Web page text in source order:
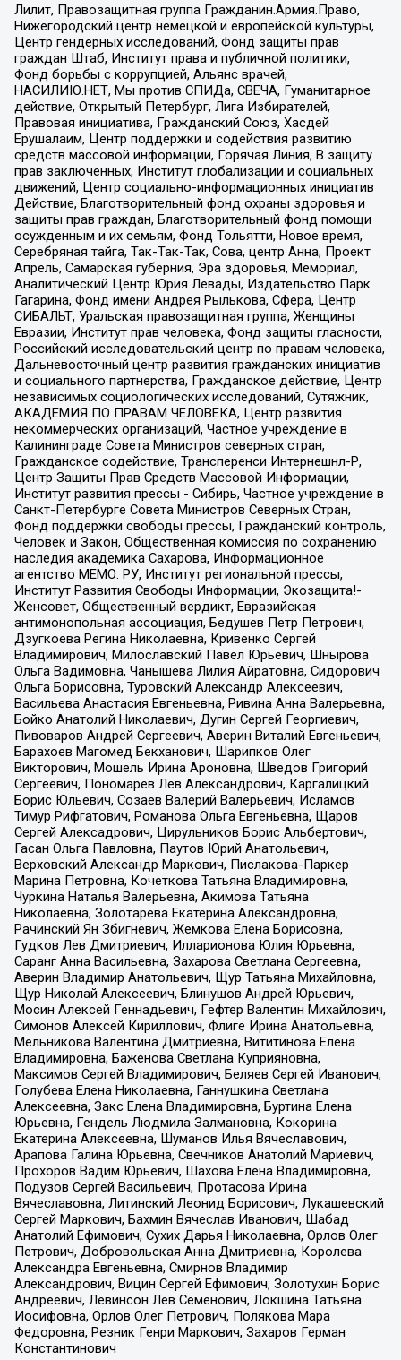
Лилит, Правозащитная группа Гражданин.Армия.Право,
Нижегородский центр немецкой и европейской культуры,
Центр гендерных исследований, Фонд защиты прав
граждан Штаб, Институт права и публичной политики,
Фонд борьбы с коррупцией, Альянс врачей,
НАСИЛИЮ.НЕТ, Мы против СПИДа, СВЕЧА, Гуманитарное
действие, Открытый Петербург, Лига Избирателей,
Правовая инициатива, Гражданский Союз, Хасдей
Ерушалаим, Центр поддержки и содействия развитию
средств массовой информации, Горячая Линия, В защиту
прав заключенных, Институт глобализации и социальных
движений, Центр социально-информационных инициатив
Действие, Благотворительный фонд охраны здоровья и
защиты прав граждан, Благотворительный фонд помощи
осужденным и их семьям, Фонд Тольятти, Новое время,
Серебряная тайга, Так-Так-Так, Сова, центр Анна, Проект
Апрель, Самарская губерния, Эра здоровья, Мемориал,
Аналитический Центр Юрия Левады, Издательство Парк
Гагарина, Фонд имени Андрея Рылькова, Сфера, Центр
СИБАЛЬТ, Уральская правозащитная группа, Женщины
Евразии, Институт прав человека, Фонд защиты гласности,
Российский исследовательский центр по правам человека,
Дальневосточный центр развития гражданских инициатив
и социального партнерства, Гражданское действие, Центр
независимых социологических исследований, Сутяжник,
АКАДЕМИЯ ПО ПРАВАМ ЧЕЛОВЕКА, Центр развития
некоммерческих организаций, Частное учреждение в
Калининграде Совета Министров северных стран,
Гражданское содействие, Трансперенси Интернешнл-Р,
Центр Защиты Прав Средств Массовой Информации,
Институт развития прессы - Сибирь, Частное учреждение в
Санкт-Петербурге Совета Министров Северных Стран,
Фонд поддержки свободы прессы, Гражданский контроль,
Человек и Закон, Общественная комиссия по сохранению
наследия академика Сахарова, Информационное
агентство МЕМО. РУ, Институт региональной прессы,
Институт Развития Свободы Информации, Экозащита!-
Женсовет, Общественный вердикт, Евразийская
антимонопольная ассоциация, Бедушев Петр Петрович,
Дзугкоева Регина Николаевна, Кривенко Сергей
Владимирович, Милославский Павел Юрьевич, Шнырова
Ольга Вадимовна, Чанышева Лилия Айратовна, Сидорович
Ольга Борисовна, Туровский Александр Алексеевич,
Васильева Анастасия Евгеньевна, Ривина Анна Валерьевна,
Бойко Анатолий Николаевич, Дугин Сергей Георгиевич,
Пивоваров Андрей Сергеевич, Аверин Виталий Евгеньевич,
Барахоев Магомед Бекханович, Шарипков Олег
Викторович, Мошель Ирина Ароновна, Шведов Григорий
Сергеевич, Пономарев Лев Александрович, Каргалицкий
Борис Юльевич, Созаев Валерий Валерьевич, Исламов
Тимур Рифгатович, Романова Ольга Евгеньевна, Щаров
Сергей Алексадрович, Цирульников Борис Альбертович,
Гасан Ольга Павловна, Паутов Юрий Анатольевич,
Верховский Александр Маркович, Пислакова-Паркер
Марина Петровна, Кочеткова Татьяна Владимировна,
Чуркина Наталья Валерьевна, Акимова Татьяна
Николаевна, Золотарева Екатерина Александровна,
Рачинский Ян Збигневич, Жемкова Елена Борисовна,
Гудков Лев Дмитриевич, Илларионова Юлия Юрьевна,
Саранг Анна Васильевна, Захарова Светлана Сергеевна,
Аверин Владимир Анатольевич, Щур Татьяна Михайловна,
Щур Николай Алексеевич, Блинушов Андрей Юрьевич,
Мосин Алексей Геннадьевич, Гефтер Валентин Михайлович,
Симонов Алексей Кириллович, Флиге Ирина Анатольевна,
Мельникова Валентина Дмитриевна, Вититинова Елена
Владимировна, Баженова Светлана Куприяновна,
Максимов Сергей Владимирович, Беляев Сергей Иванович,
Голубева Елена Николаевна, Ганнушкина Светлана
Алексеевна, Закс Елена Владимировна, Буртина Елена
Юрьевна, Гендель Людмила Залмановна, Кокорина
Екатерина Алексеевна, Шуманов Илья Вячеславович,
Арапова Галина Юрьевна, Свечников Анатолий Мариевич,
Прохоров Вадим Юрьевич, Шахова Елена Владимировна,
Подузов Сергей Васильевич, Протасова Ирина
Вячеславовна, Литинский Леонид Борисович, Лукашевский
Сергей Маркович, Бахмин Вячеслав Иванович, Шабад
Анатолий Ефимович, Сухих Дарья Николаевна, Орлов Олег
Петрович, Добровольская Анна Дмитриевна, Королева
Александра Евгеньевна, Смирнов Владимир
Александрович, Вицин Сергей Ефимович, Золотухин Борис
Андреевич, Левинсон Лев Семенович, Локшина Татьяна
Иосифовна, Орлов Олег Петрович, Полякова Мара
Федоровна, Резник Генри Маркович, Захаров Герман
Константинович